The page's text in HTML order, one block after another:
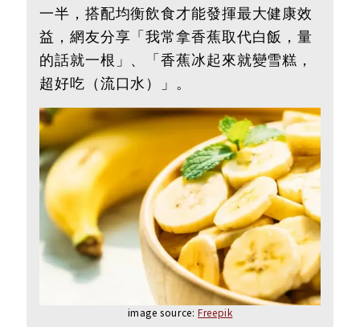
一半，搭配均衡飲食才能發揮最大健康效
益，網友分享「我常拿香蕉取代白飯，量
的話就一根」、「香蕉冰起來就變雪糕，
超好吃（流口水）」。
image source: Freepik